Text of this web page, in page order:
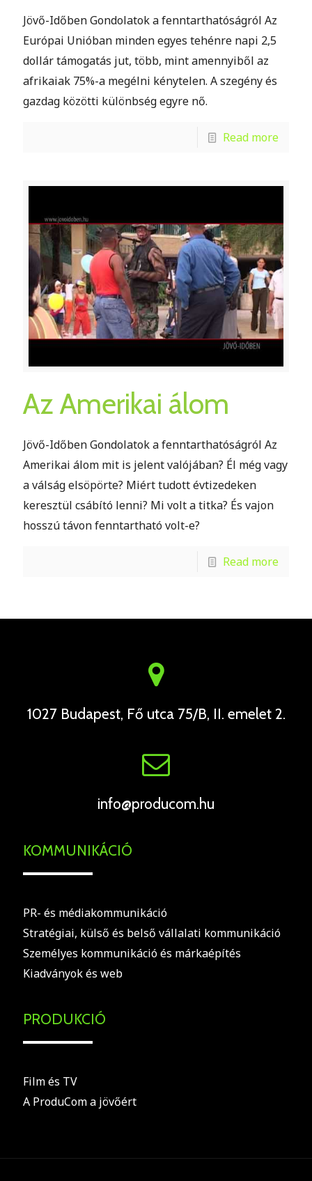
Jövő-Időben Gondolatok a fenntarthatóságról Az
Európai Unióban minden egyes tehénre napi 2,5
dollár támogatás jut, több, mint amennyiből az
afrikaiak 75%-a megélni kénytelen. A szegény és
gazdag közötti különbség egyre nő.
Read more
Az Amerikai álom
Jövő-Időben Gondolatok a fenntarthatóságról Az
Amerikai álom mit is jelent valójában? Él még vagy
a válság elsöpörte? Miért tudott évtizedeken
keresztül csábító lenni? Mi volt a titka? És vajon
hosszú távon fenntartható volt-e?
Read more
1027 Budapest, Fő utca 75/B, II. emelet 2.
info@producom.hu
KOMMUNIKÁCIÓ
PR- és médiakommunikáció
Stratégiai, külső és belső vállalati kommunikáció
Személyes kommunikáció és márkaépítés
Kiadványok és web
PRODUKCIÓ
Film és TV
A ProduCom a jövőért